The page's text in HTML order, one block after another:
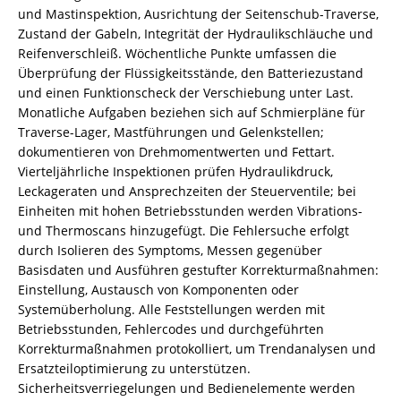
und Mastinspektion, Ausrichtung der Seitenschub-Traverse,
Zustand der Gabeln, Integrität der Hydraulikschläuche und
Reifenverschleiß. Wöchentliche Punkte umfassen die
Überprüfung der Flüssigkeitsstände, den Batteriezustand
und einen Funktionscheck der Verschiebung unter Last.
Monatliche Aufgaben beziehen sich auf Schmierpläne für
Traverse-Lager, Mastführungen und Gelenkstellen;
dokumentieren von Drehmomentwerten und Fettart.
Vierteljährliche Inspektionen prüfen Hydraulikdruck,
Leckageraten und Ansprechzeiten der Steuerventile; bei
Einheiten mit hohen Betriebsstunden werden Vibrations-
und Thermoscans hinzugefügt. Die Fehlersuche erfolgt
durch Isolieren des Symptoms, Messen gegenüber
Basisdaten und Ausführen gestufter Korrekturmaßnahmen:
Einstellung, Austausch von Komponenten oder
Systemüberholung. Alle Feststellungen werden mit
Betriebsstunden, Fehlercodes und durchgeführten
Korrekturmaßnahmen protokolliert, um Trendanalysen und
Ersatzteiloptimierung zu unterstützen.
Sicherheitsverriegelungen und Bedienelemente werden